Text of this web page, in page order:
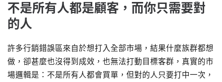
不是所有人都是顧客，而你只需要對
的人
許多行銷錯誤區來自於想打入全部市場，結果什麼族群都想
做，卻甚麼也沒得到成效，也無法打動目標客群，真實的市
場邏輯是：不是所有人都會買單，但對的人只要打中一次，